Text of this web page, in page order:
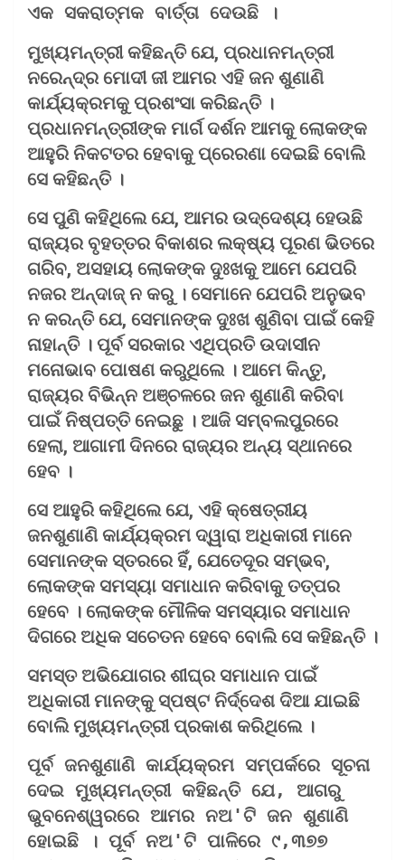
ଏକ ସକରାତ୍ମକ ବାର୍ତ୍ତା ଦେଉଛି ।
ମୁଖ୍ୟମନ୍ତ୍ରୀ କହିଛନ୍ତି ଯେ, ପ୍ରଧାନମନ୍ତ୍ରୀ
ନରେନ୍ଦ୍ର ମୋଦୀ ଜୀ ଆମର ଏହି ଜନ ଶୁଣାଣି
କାର୍ଯ୍ୟକ୍ରମକୁ ପ୍ରଶଂସା କରିଛନ୍ତି ।
ପ୍ରଧାନମନ୍ତ୍ରୀଙ୍କ ମାର୍ଗ ଦର୍ଶନ ଆମକୁ ଲୋକଙ୍କ
ଆହୁରି ନିକଟତର ହେବାକୁ ପ୍ରେରଣା ଦେଇଛି ବୋଲି
ସେ କହିଛନ୍ତି ।
ସେ ପୁଣି କହିଥିଲେ ଯେ, ଆମର ଉଦ୍ଦେଶ୍ୟ ହେଉଛି
ରାଜ୍ୟର ବୃହତ୍ତର ବିକାଶର ଲକ୍ଷ୍ୟ ପୂରଣ ଭିତରେ
ଗରିବ, ଅସହାୟ ଲୋକଙ୍କ ଦୁଃଖକୁ ଆମେ ଯେପରି
ନଜର ଅନ୍ଦାଜ୍ ନ କରୁ । ସେମାନେ ଯେପରି ଅନୁଭବ
ନ କରନ୍ତି ଯେ, ସେମାନଙ୍କ ଦୁଃଖ ଶୁଣିବା ପାଇଁ କେହି
ନାହାନ୍ତି । ପୂର୍ବ ସରକାର ଏଥିପ୍ରତି ଉଦାସୀନ
ମନୋଭାବ ପୋଷଣ କରୁଥିଲେ । ଆମେ କିନ୍ତୁ,
ରାଜ୍ୟର ବିଭିନ୍ନ ଅଞ୍ଚଳରେ ଜନ ଶୁଣାଣି କରିବା
ପାଇଁ ନିଷ୍ପତ୍ତି ନେଇଛୁ । ଆଜି ସମ୍ବଲପୁରରେ
ହେଲା, ଆଗାମୀ ଦିନରେ ରାଜ୍ୟର ଅନ୍ୟ ସ୍ଥାନରେ
ହେବ ।
ସେ ଆହୁରି କହିଥିଲେ ଯେ, ଏହି କ୍ଷେତ୍ରୀୟ
ଜନଶୁଣାଣି କାର୍ଯ୍ୟକ୍ରମ ଦ୍ୱାରା ଅଧିକାରୀ ମାନେ
ସେମାନଙ୍କ ସ୍ତରରେ ହିଁ, ଯେତେଦୂର ସମ୍ଭବ,
ଲୋକଙ୍କ ସମସ୍ୟା ସମାଧାନ କରିବାକୁ ତତ୍ପର
ହେବେ । ଲୋକଙ୍କ ମୌଳିକ ସମସ୍ୟାର ସମାଧାନ
ଦିଗରେ ଅଧିକ ସଚେତନ ହେବେ ବୋଲି ସେ କହିଛନ୍ତି ।
ସମସ୍ତ ଅଭିଯୋଗର ଶୀଘ୍ର ସମାଧାନ ପାଇଁ
ଅଧିକାରୀ ମାନଙ୍କୁ ସ୍ପଷ୍ଟ ନିର୍ଦ୍ଦେଶ ଦିଆ ଯାଇଛି
ବୋଲି ମୁଖ୍ୟମନ୍ତ୍ରୀ ପ୍ରକାଶ କରିଥିଲେ ।
ପୂର୍ବ ଜନଶୁଣାଣି କାର୍ଯ୍ୟକ୍ରମ ସମ୍ପର୍କରେ ସୂଚନା
ଦେଇ ମୁଖ୍ୟମନ୍ତ୍ରୀ କହିଛନ୍ତି ଯେ, ଆଗରୁ
ଭୁବନେଶ୍ୱରରେ ଆମର ନଅ'ଟି ଜନ ଶୁଣାଣି
ହୋଇଛି । ପୂର୍ବ ନଅ'ଟି ପାଳିରେ ୯,୩୭୭